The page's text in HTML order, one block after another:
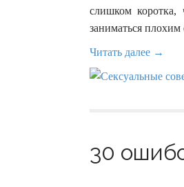
слишком коротка,
заниматься плохим
Читать далее →
30